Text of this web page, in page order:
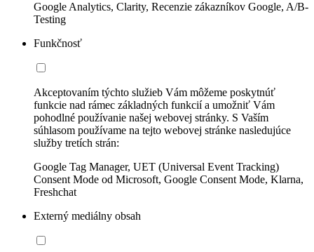
Google Analytics, Clarity, Recenzie zákazníkov Google, A/B-
Testing
Funkčnosť
Akceptovaním týchto služieb Vám môžeme poskytnúť
funkcie nad rámec základných funkcií a umožniť Vám
pohodlné používanie našej webovej stránky. S Vaším
súhlasom používame na tejto webovej stránke nasledujúce
služby tretích strán:
Google Tag Manager, UET (Universal Event Tracking)
Consent Mode od Microsoft, Google Consent Mode, Klarna,
Freshchat
Externý mediálny obsah